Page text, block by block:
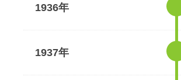
1936年
1937年